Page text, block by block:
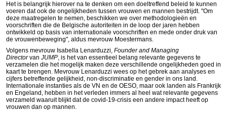
Het is belangrijk hierover na te denken om een doeltreffend beleid te kunnen
voeren dat ook de ongelijkheden tussen vrouwen en mannen bestrijdt. "Om
deze maatregelen te nemen, beschikken we over methodologieën en
voorschriften die de Belgische autoriteiten in de loop der jaren hebben
ontwikkeld op basis van internationale voorschriften en mede onder druk van
de vrouwenbeweging", aldus mevrouw Moestermans.
Volgens mevrouw Isabella Lenarduzzi, Founder and Managing
Directorvan JUMP, is het van essentieel belang relevante gegevens te
verzamelen die het mogelijk maken deze verschillende ongelijkheden goed in
kaart te brengen. Mevrouw Lenarduzzi wees op het gebrek aan analyses en
cijfers betreffende gelijkheid, non-discriminatie en gender in ons land.
Internationale instanties als de VN en de OESO, maar ook landen als Frankrijk
en Engeland, hebben in het verleden immers al heel wat relevante gegevens
verzameld waaruit blijkt dat de covid-19-crisis een andere impact heeft op
vrouwen dan op mannen.